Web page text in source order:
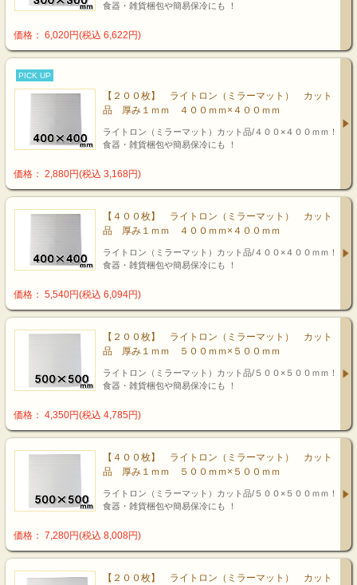
食器・雑貨梱包や簡易保冷にも ！
価格： 6,020円(税込 6,622円)
PICK UP
【２００枚】 ライトロン（ミラーマット） カット
品 厚み１ｍｍ ４００ｍｍ×４００ｍｍ
ライトロン（ミラーマット）カット品/４００×４００ｍｍ！
食器・雑貨梱包や簡易保冷にも ！
価格： 2,880円(税込 3,168円)
【４００枚】 ライトロン（ミラーマット） カット
品 厚み１ｍｍ ４００ｍｍ×４００ｍｍ
ライトロン（ミラーマット）カット品/４００×４００ｍｍ！
食器・雑貨梱包や簡易保冷にも ！
価格： 5,540円(税込 6,094円)
【２００枚】 ライトロン（ミラーマット） カット
品 厚み１ｍｍ ５００ｍｍ×５００ｍｍ
ライトロン（ミラーマット）カット品/５００×５００ｍｍ！
食器・雑貨梱包や簡易保冷にも ！
価格： 4,350円(税込 4,785円)
【４００枚】 ライトロン（ミラーマット） カット
品 厚み１ｍｍ ５００ｍｍ×５００ｍｍ
ライトロン（ミラーマット）カット品/５００×５００ｍｍ！
食器・雑貨梱包や簡易保冷にも ！
価格： 7,280円(税込 8,008円)
【２００枚】 ライトロン（ミラーマット） カット